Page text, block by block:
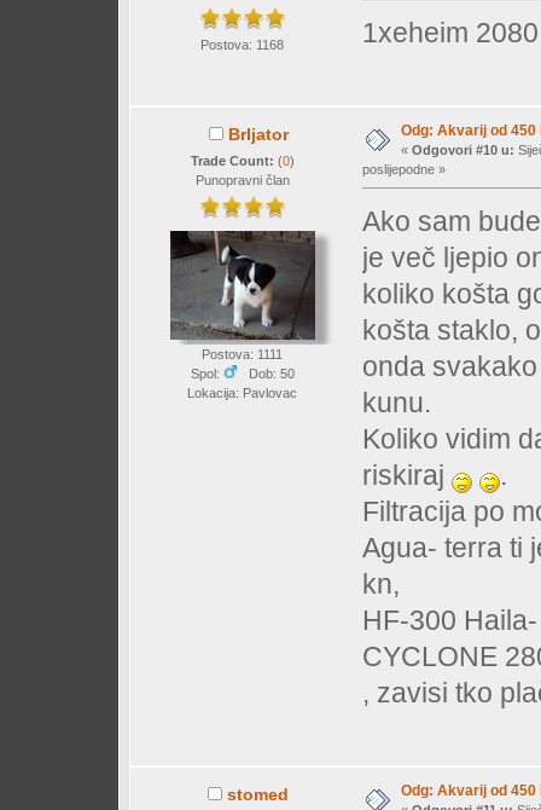
Postova: 1168 1xeheim
Brljator
Trade Count: (0)
Punopravni član
Postova: 1111
Spol:
Dob: 50
Lokacija: Pavlovac
Odg: Akvarij od 450
« Odgovori #10 u:
poslijepodne »
Ako sam
je več ljepio
koliko košta
košta staklo,
onda
kunu.
Koliko vidim
riskiraj
.
Filtracija po
Agua- terra ti
kn,
HF-300
CYCLONE
, zavisi tko
stomed Odg: Akvarij od 450